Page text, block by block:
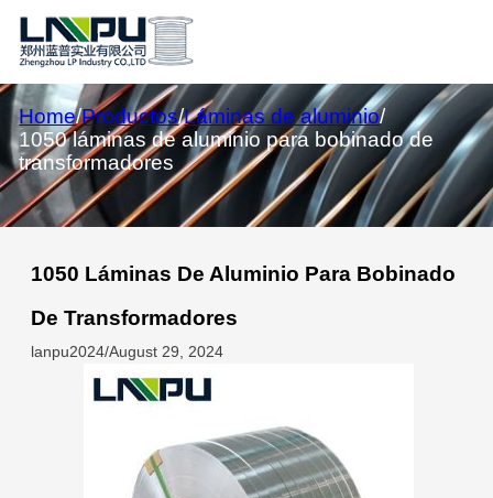
Home/Productos/Láminas de aluminio/
1050 láminas de aluminio para bobinado de
transformadores
1050 Láminas De Aluminio Para Bobinado
De Transformadores
lanpu2024/August 29, 2024